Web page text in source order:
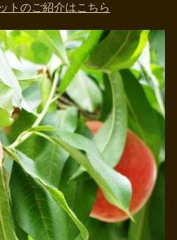
トのご紹介はこちら